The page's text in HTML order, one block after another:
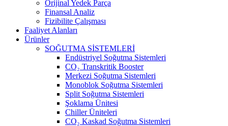
Orijinal Yedek Parça
Finansal Analiz
Fizibilite Çalışması
Faaliyet Alanları
Ürünler
SOĞUTMA SİSTEMLERİ
Endüstriyel Soğutma Sistemleri
CO₂ Transkritik Booster
Merkezi Soğutma Sistemleri
Monoblok Soğutma Sistemleri
Split Soğutma Sistemleri
Şoklama Ünitesi
Chiller Üniteleri
CO₂ Kaskad Soğutma Sistemleri